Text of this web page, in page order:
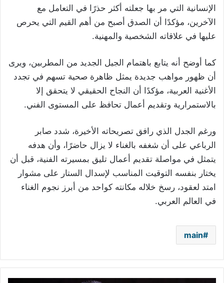
الإنسانية التي مر بها جعلته أكثر حذرًا في التعامل مع
الآخرين، مؤكدًا أن الصدق أصبح من أهم القيم التي يحرص
عليها في علاقاته الشخصية والمهنية.
كما أوضح أنه يتابع باهتمام الجيل الجديد من المطربين، ويرى
أن ظهور مواهب جديدة يمثل ظاهرة صحية تسهم في تجدد
الأغنية العربية، مؤكدًا أن النجاح الحقيقي لا يتحقق إلا
بالاستمرارية وتقديم أعمال تحافظ على المستوى الفني.
ورغم الجدل الذي رافق تصريحاته الأخيرة، شدد صابر
الرباعي على أن شغفه بالغناء لا يزال حاضرًا، وأن هدفه
يتمثل في مواصلة تقديم أعمال تليق بمسيرته الفنية، قبل أن
يختار بنفسه التوقيت المناسب لإسدال الستار على مشوار
امتد لعقود، رسخ خلاله مكانته كواحد من أبرز نجوم الغناء
في العالم العربي.
main